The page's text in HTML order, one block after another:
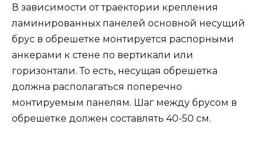
В зависимости от траектории крепления
ламинированных панелей основной несущий
брус в обрешетке монтируется распорными
анкерами к стене по вертикали или
горизонтали. То есть, несущая обрешетка
должна располагаться поперечно
монтируемым панелям. Шаг между брусом в
обрешетке должен составлять 40-50 см.